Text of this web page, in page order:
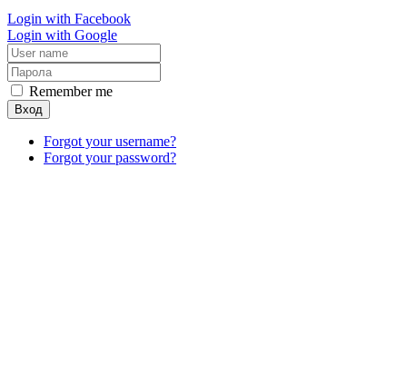
Login with Facebook
Login with Google
Remember me
Вход
Forgot your username?
Forgot your password?